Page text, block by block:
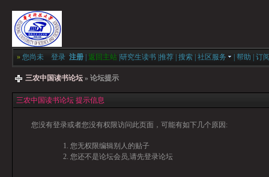
» 您尚未 登录 注册 返回主站 研究生读书 推荐 搜索 社区服务 帮助 订
三农中国读书论坛 » 论坛提示
三农中国读书论坛 提示信息
您没有登录或者您没有权限访问此页面，可能有如下几个原因:
您无权限编辑别人的贴子
您还不是论坛会员,请先登录论坛